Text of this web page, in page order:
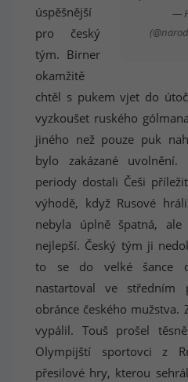
—
úspěšnější
pro český
tým. Birner
okamžitě
chtěl s pukem vjet do
vyzkoušet ruského
jiného než pouze puk
bylo zakázané
periody dostali Češi
výhodě, když Rusové
nebyla úplně špatná,
nejlepší. Český tým ji
to se do velké šance
nastartoval ve středním
obránce českého mužstva.
vypálil. Touš prošel
Olympijští sportovci z
přesilové hry, kterou